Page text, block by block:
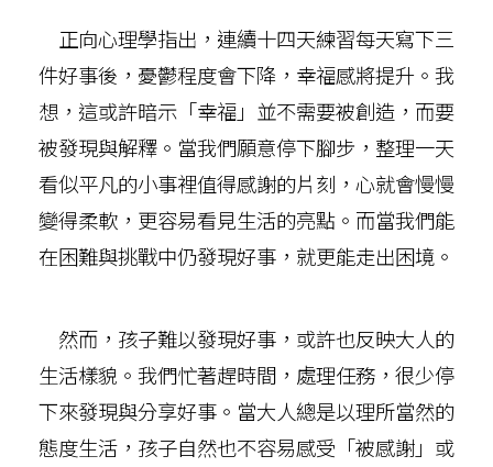
正向心理學指出，連續十四天練習每天寫下三
件好事後，憂鬱程度會下降，幸福感將提升。我
想，這或許暗示「幸福」並不需要被創造，而要
被發現與解釋。當我們願意停下腳步，整理一天
看似平凡的小事裡值得感謝的片刻，心就會慢慢
變得柔軟，更容易看見生活的亮點。而當我們能
在困難與挑戰中仍發現好事，就更能走出困境。
然而，孩子難以發現好事，或許也反映大人的
生活樣貌。我們忙著趕時間，處理任務，很少停
下來發現與分享好事。當大人總是以理所當然的
態度生活，孩子自然也不容易感受「被感謝」或